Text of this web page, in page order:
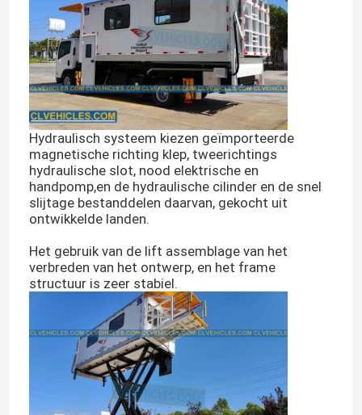
ISUZU Road Sweeper Truck
ISUZU Afvoerzuigtruck
ISUZU Betonmengtruck
ISUZU Fuel Tanker Truck
ISUZU Water Truck
Hydraulisch systeem kiezen geïmporteerde
magnetische richting klep, tweerichtings
hydraulische slot, nood elektrische en
handpomp,en de hydraulische cilinder en de snel
slijtage bestanddelen daarvan, gekocht uit
ontwikkelde landen.
Het gebruik van de lift assemblage van het
verbreden van het ontwerp, en het frame
structuur is zeer stabiel.